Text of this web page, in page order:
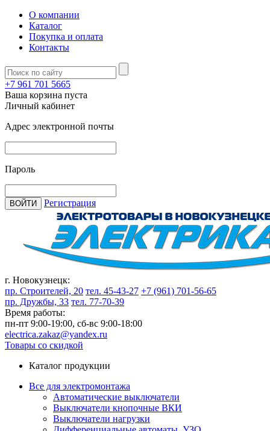
О компании
Каталог
Покупка и оплата
Контакты
+7 961 701 5665
Ваша корзина пуста
Личный кабинет
Адрес электронной почты
Пароль
ВОЙТИ Регистрация
г. Новокузнецк:
пр. Строителей, 20 тел. 45-43-27 +7 (961) 701-56-65
пр. Дружбы, 33 тел. 77-70-39
Время работы:
пн-пт 9:00-19:00, сб-вс 9:00-18:00
electrica.zakaz@yandex.ru
Товары со скидкой
Каталог продукции
Все для электромонтажа
Автоматические выключатели
Выключатели кнопочные ВКИ
Выключатели нагрузки